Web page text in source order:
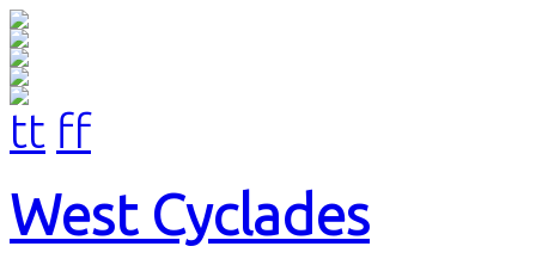
tt ff
West Cyclades